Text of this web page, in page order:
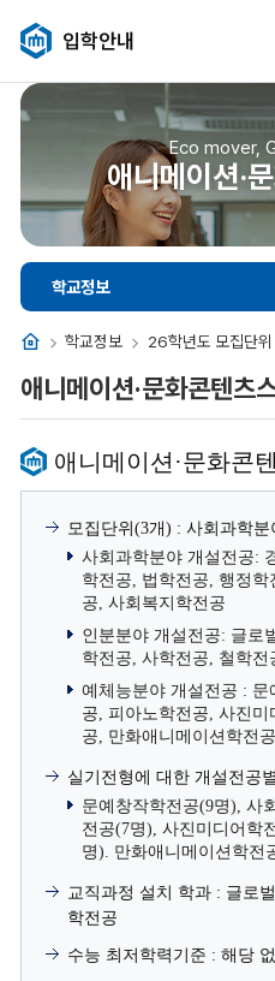
입학안내
Eco mover,
애니메이션·
홈 학교정보 26학년도 모집단위
학교정보
애니메이션·문화콘텐츠
애니메이션·문화콘
모집단위(3개) : 사회과학
사회과학분야 개설전공:
학전공, 법학전공, 행정
공, 사회복지학전공
인분분야 개설전공: 글로
학전공, 사학전공, 철학전
예체능분야 개설전공 : 문
공, 피아노학전공, 사진
공, 만화애니메이션학전
실기전형에 대한 개설전공
문예창작학전공(9명), 사
전공(7명), 사진미디어학
명). 만화애니메이션학전
교직과정 설치 학과 : 글로
학전공
수능 최저학력기준 : 해당